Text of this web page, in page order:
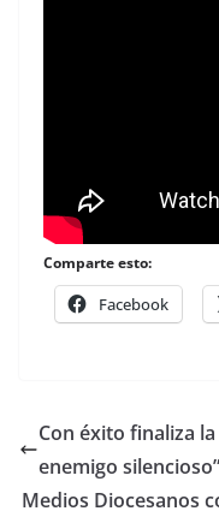
Comparte esto:
Facebook
Con éxito finaliza
enemigo silencioso”
Medios Diocesanos